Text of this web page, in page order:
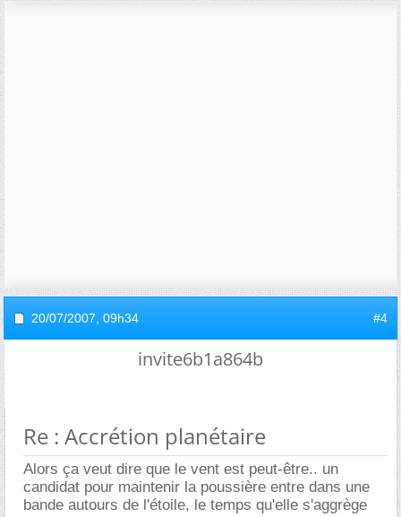
20/07/2007, 09h34 #4
invite6b1a864b
Re : Accrétion planétaire
Alors ça veut dire que le vent est peut-être.. un
candidat pour maintenir la poussière entre dans une
bande autours de l'étoile, le temps qu'elle s'aggrège